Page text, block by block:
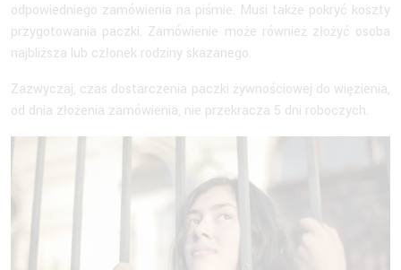
odpowiedniego zamówienia na piśmie. Musi także pokryć koszty
przygotowania paczki. Zamówienie może również złożyć osoba
najbliższa lub członek rodziny skazanego.
Zazwyczaj, czas dostarczenia paczki żywnościowej do więzienia,
od dnia złożenia zamówienia, nie przekracza 5 dni roboczych.